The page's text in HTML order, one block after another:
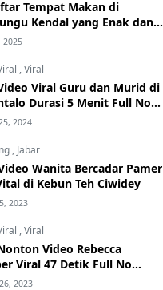
Tempat Makan di
Kendal yang Enak dan
2025
,Viral
Viral Guru dan Murid di
Durasi 5 Menit Full No
Bertebaran di Internet,
Phising!
2024
, Jabar
Wanita Bercadar Pamer
di Kebun Teh Ciwidey
2023
,Viral
Video Rebecca
Viral 47 Detik Full No
Bertebaran di Internet,
2023